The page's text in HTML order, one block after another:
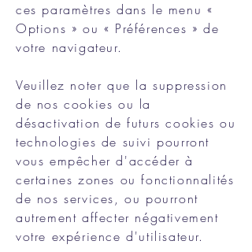
ces paramètres dans le menu «
Options » ou « Préférences » de
votre navigateur.
Veuillez noter que la suppression
de nos cookies ou la
désactivation de futurs cookies ou
technologies de suivi pourront
vous empêcher d'accéder à
certaines zones ou fonctionnalités
de nos services, ou pourront
autrement affecter négativement
votre expérience d'utilisateur.